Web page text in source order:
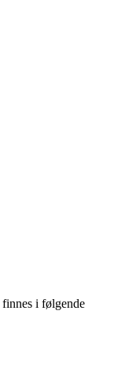
finnes i følgende